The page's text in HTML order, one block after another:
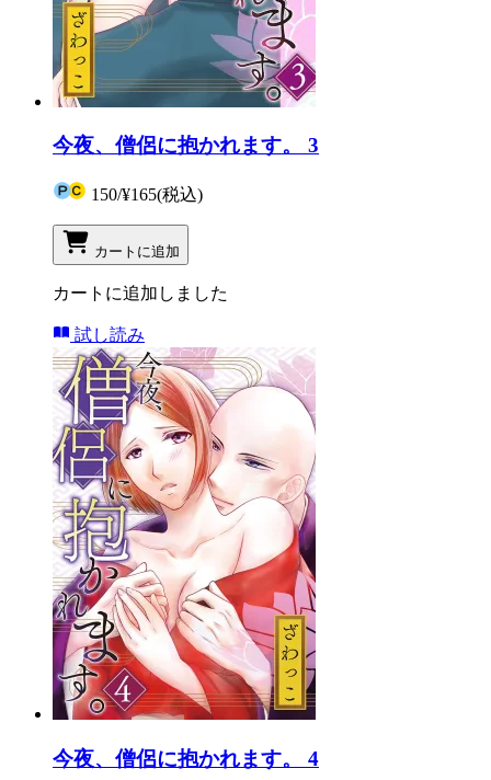
今夜、僧侶に抱かれます。 3
150/¥165(税込)
カートに追加
カートに追加しました
試し読み
今夜、僧侶に抱かれます。 4